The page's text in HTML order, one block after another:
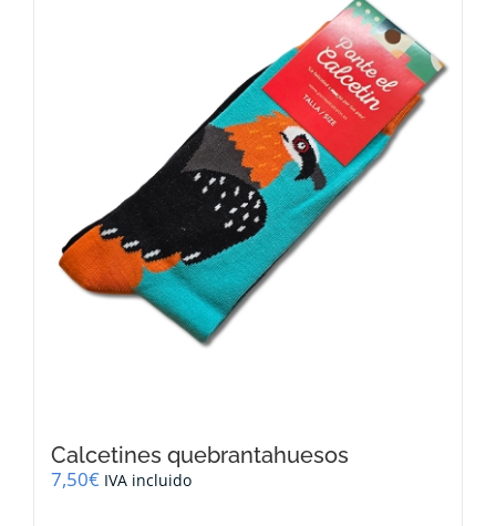
Calcetines quebrantahuesos
7,50€ IVA incluido